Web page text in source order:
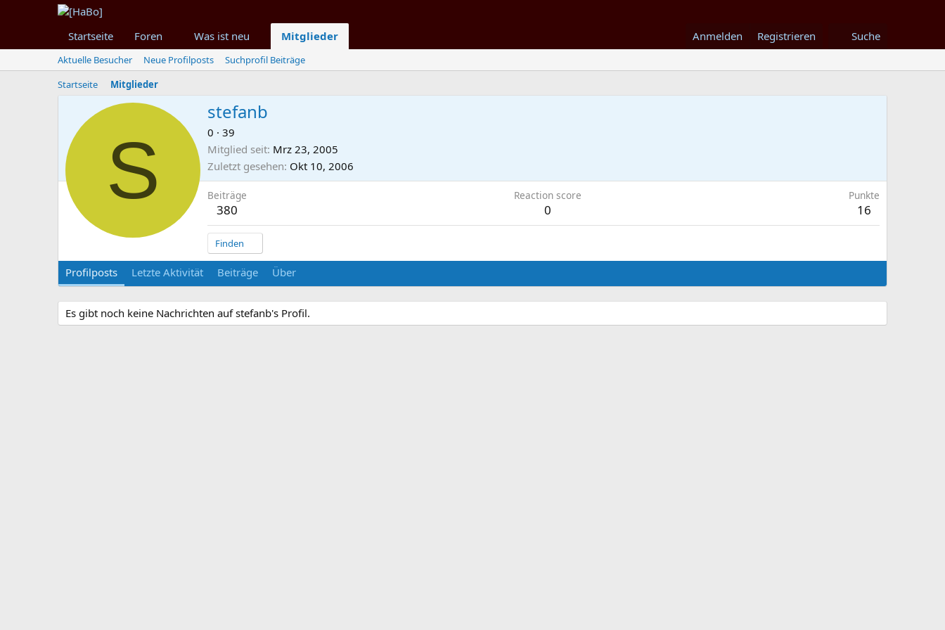
Startseite Foren Was ist neu Mitglieder Anmelden Registrieren Suche
Aktuelle Besucher Neue Profilposts
Suchprofil Beiträge
Startseite
Mitglieder
S
stefanb
0 · 39
Mitglied seit Mrz 23, 2005
Zuletzt gesehen Okt 10, 2006
Beiträge
380
Reaction score
0
Punkte
16
Finden
Profilposts Letzte Aktivität Beiträge Über
Es gibt noch keine Nachrichten auf stefanb's Profil.